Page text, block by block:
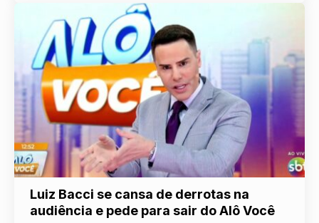
Luiz Bacci se cansa de derrotas na
audiência e pede para sair do Alô Você